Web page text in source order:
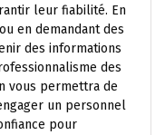
leur fiabilité. En
en demandant des
des informations
des
vous permettra de
un personnel
pour